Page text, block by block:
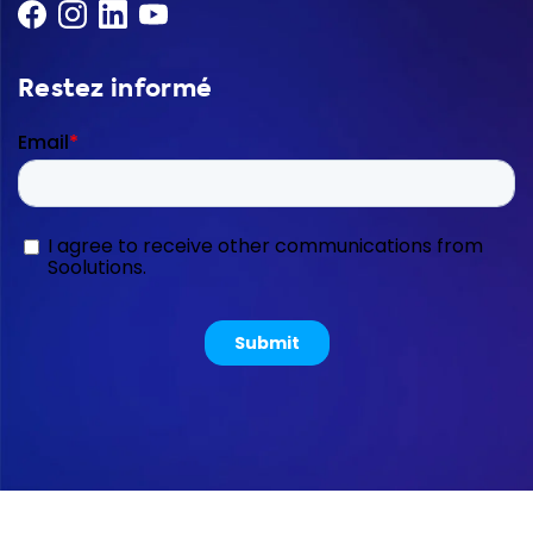
Restez informé